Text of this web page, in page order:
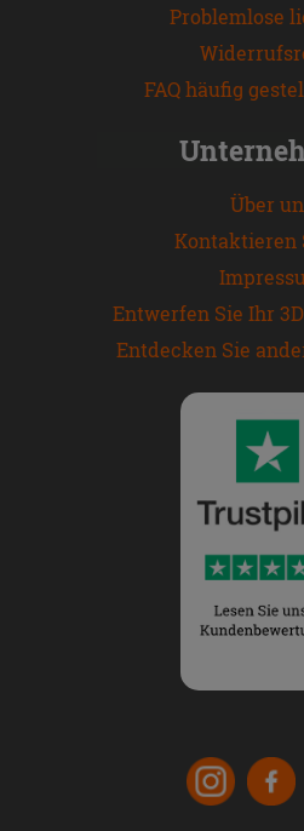
Problemlose
FAQ häufig
Über
Kontaktieren
Entwerfen Sie Ihr
Entdecken Sie